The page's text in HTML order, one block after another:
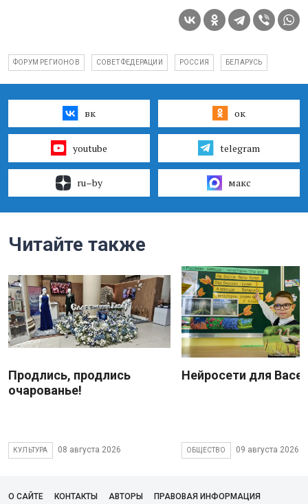
ФОРУМ РЕГИОНОВ СОВЕТ ФЕДЕРАЦИИ РОССИЯ БЕЛАРУСЬ
вк ок
youtube telegram
ru–by макс
Читайте также
Продлись, продлись
очарованье!
КУЛЬТУРА 08 августа 2026
Нейросети для
ОБЩЕСТВО 09 августа 2026
О САЙТЕ КОНТАКТЫ АВТОРЫ ПРАВОВАЯ ИНФОРМАЦИЯ